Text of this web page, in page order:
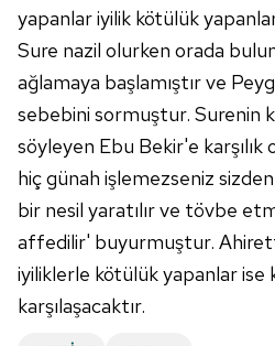
yapanlar iyilik kötülük
Sure nazil olurken orada
ağlamaya başlamıştır ve
sebebini sormuştur. Surenin
söyleyen Ebu Bekir'e
hiç günah işlemezseniz
bir nesil yaratılır ve tövbe
affedilir' buyurmuştur.
iyiliklerle kötülük yapanlar ise
karşılaşacaktır.